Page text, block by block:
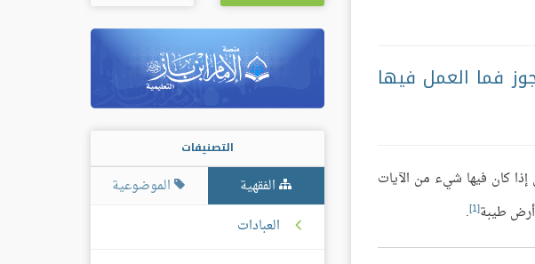
فما العمل فيها
إذا كان فيها شيء من الآيات
أرض طيبة[1]
.
التصنيفات
الفقهية
الموضوعية
العبادات